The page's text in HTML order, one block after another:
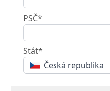
PSČ*
Stát*
Česká republika